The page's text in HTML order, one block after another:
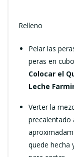
Relleno
Pelar las
peras en
Colocar el
Leche
Verter la
precalentado
quede hecha